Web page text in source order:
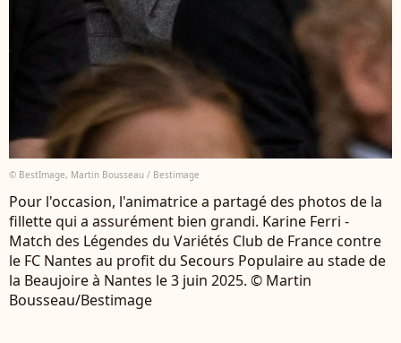
© BestImage, Martin Bousseau / Bestimage
Pour l'occasion, l'animatrice a partagé des photos de la
fillette qui a assurément bien grandi. Karine Ferri -
Match des Légendes du Variétés Club de France contre
le FC Nantes au profit du Secours Populaire au stade de
la Beaujoire à Nantes le 3 juin 2025. © Martin
Bousseau/Bestimage